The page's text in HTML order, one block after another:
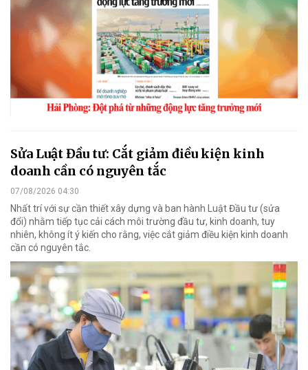
Sửa Luật Đầu tư: Cắt giảm điều kiện kinh
doanh cần có nguyên tắc
07/08/2026 04:30
Nhất trí với sự cần thiết xây dựng và ban hành Luật Đầu tư (sửa
đổi) nhằm tiếp tục cải cách môi trường đầu tư, kinh doanh, tuy
nhiên, không ít ý kiến cho rằng, việc cắt giảm điều kiện kinh doanh
cần có nguyên tắc.